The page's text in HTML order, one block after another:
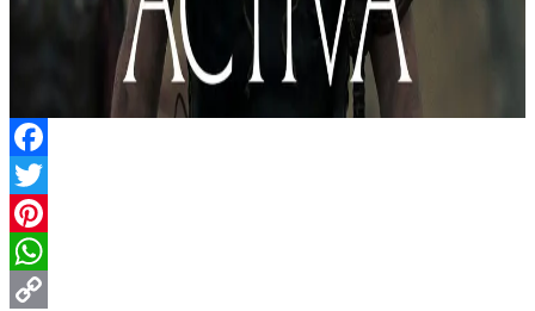
Facebook
Twitter
Pinterest
WhatsApp